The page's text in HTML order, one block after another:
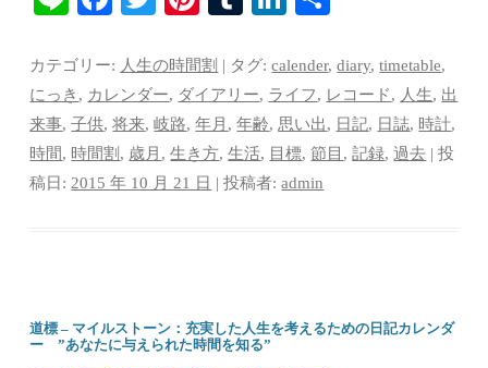
bo
ok
tte
r
er
es
t
m
bl
r
ed
In
カテゴリー: 人生の時間割 | タグ:calender,diary,timetable,
にっき , カレンダー, ダイアリー, ライフ, レコード, 人生, 出
来事,子供,将来,岐路,年月 ,年齢, 思い出, 日記, 日誌, 時計,
時間, 時間割 , 歳月 ,生き方,生活, 目標,節目 ,記録,過去 | 投
稿日: 2015 年 10 月 21 日 |投稿者:admin
道標 – マイルストーン：充実した人生を考えるための日記カレンダ
ー ”あなたに与えられた時間を知る”